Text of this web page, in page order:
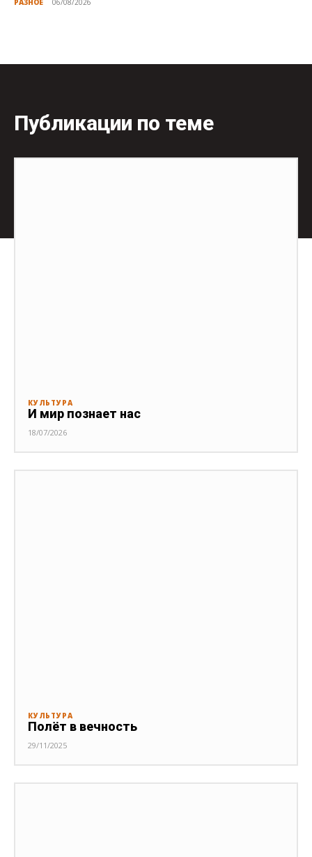
РАЗНОЕ 06/08/2026
Публикации по теме
КУЛЬТУРА
И мир познает нас
18/07/2026
КУЛЬТУРА
Полёт в вечность
29/11/2025